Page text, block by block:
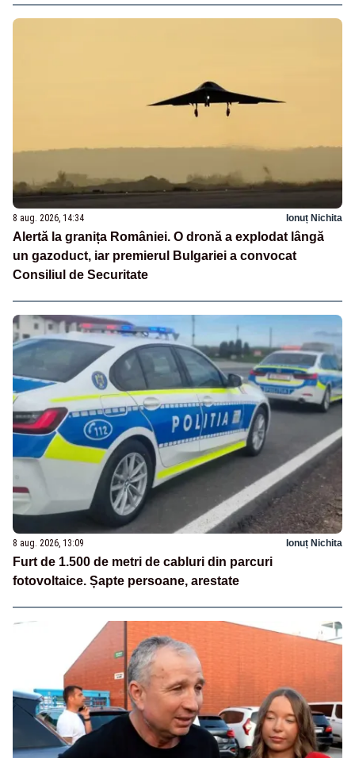
8 aug. 2026, 14:34 Ionuț Nichita
Alertă la granița României. O dronă a explodat lângă
un gazoduct, iar premierul Bulgariei a convocat
Consiliul de Securitate
8 aug. 2026, 13:09 Ionuț Nichita
Furt de 1.500 de metri de cabluri din parcuri
fotovoltaice. Șapte persoane, arestate